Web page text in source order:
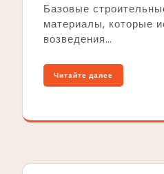
Базовые
материалы, которые
возведения…
Читайте далее